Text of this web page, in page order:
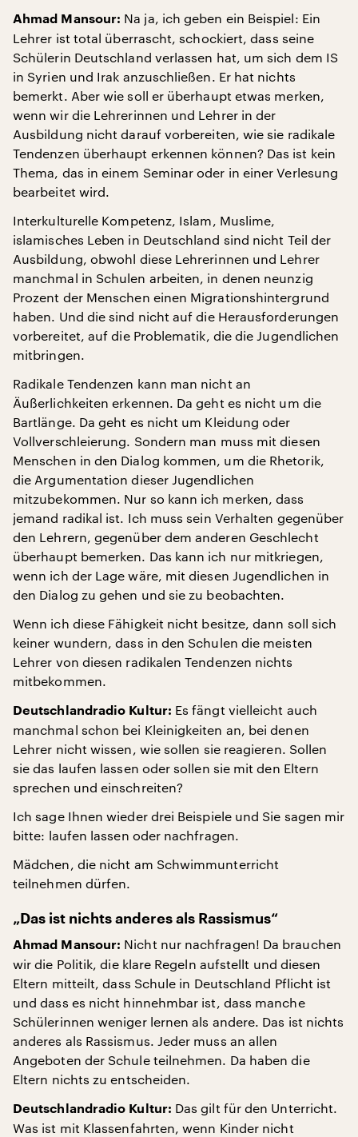
Ahmad Mansour: Na ja, ich geben ein Beispiel: Ein
Lehrer ist total überrascht, schockiert, dass seine
Schülerin Deutschland verlassen hat, um sich dem IS
in Syrien und Irak anzuschließen. Er hat nichts
bemerkt. Aber wie soll er überhaupt etwas merken,
wenn wir die Lehrerinnen und Lehrer in der
Ausbildung nicht darauf vorbereiten, wie sie radikale
Tendenzen überhaupt erkennen können? Das ist kein
Thema, das in einem Seminar oder in einer Verlesung
bearbeitet wird.
Interkulturelle Kompetenz, Islam, Muslime,
islamisches Leben in Deutschland sind nicht Teil der
Ausbildung, obwohl diese Lehrerinnen und Lehrer
manchmal in Schulen arbeiten, in denen neunzig
Prozent der Menschen einen Migrationshintergrund
haben. Und die sind nicht auf die Herausforderungen
vorbereitet, auf die Problematik, die die Jugendlichen
mitbringen.
Radikale Tendenzen kann man nicht an
Äußerlichkeiten erkennen. Da geht es nicht um die
Bartlänge. Da geht es nicht um Kleidung oder
Vollverschleierung. Sondern man muss mit diesen
Menschen in den Dialog kommen, um die Rhetorik,
die Argumentation dieser Jugendlichen
mitzubekommen. Nur so kann ich merken, dass
jemand radikal ist. Ich muss sein Verhalten gegenüber
den Lehrern, gegenüber dem anderen Geschlecht
überhaupt bemerken. Das kann ich nur mitkriegen,
wenn ich der Lage wäre, mit diesen Jugendlichen in
den Dialog zu gehen und sie zu beobachten.
Wenn ich diese Fähigkeit nicht besitze, dann soll sich
keiner wundern, dass in den Schulen die meisten
Lehrer von diesen radikalen Tendenzen nichts
mitbekommen.
Deutschlandradio Kultur: Es fängt vielleicht auch
manchmal schon bei Kleinigkeiten an, bei denen
Lehrer nicht wissen, wie sollen sie reagieren. Sollen
sie das laufen lassen oder sollen sie mit den Eltern
sprechen und einschreiten?
Ich sage Ihnen wieder drei Beispiele und Sie sagen mir
bitte: laufen lassen oder nachfragen.
Mädchen, die nicht am Schwimmunterricht
teilnehmen dürfen.
„Das ist nichts anderes als Rassismus“
Ahmad Mansour: Nicht nur nachfragen! Da brauchen
wir die Politik, die klare Regeln aufstellt und diesen
Eltern mitteilt, dass Schule in Deutschland Pflicht ist
und dass es nicht hinnehmbar ist, dass manche
Schülerinnen weniger lernen als andere. Das ist nichts
anderes als Rassismus. Jeder muss an allen
Angeboten der Schule teilnehmen. Da haben die
Eltern nichts zu entscheiden.
Deutschlandradio Kultur: Das gilt für den Unterricht.
Was ist mit Klassenfahrten, wenn Kinder nicht